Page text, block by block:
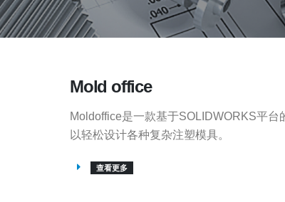
Mold office
Moldoffice是一款基于SOLIDWORKS平
以轻松设计各种复杂注塑模具。
查看更多